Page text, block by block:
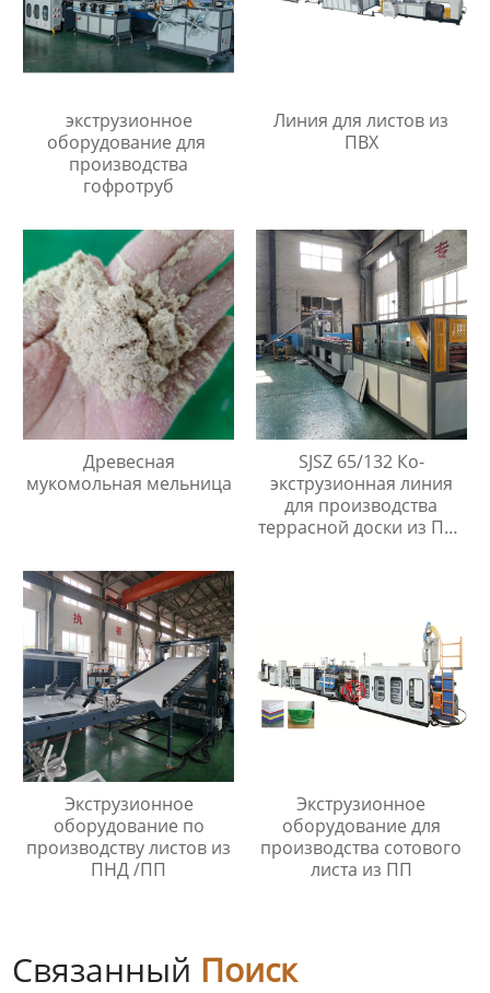
экструзионное
оборудование для
производства
гофротруб
Линия для листов из
ПВХ
Древесная
мукомольная мельница
SJSZ 65/132 Ко-
экструзионная линия
для производства
террасной доски из ПВХ
Экструзионное
оборудование по
производству листов из
ПНД /ПП
Экструзионное
оборудование для
производства сотового
листа из ПП
Связанный Поиск